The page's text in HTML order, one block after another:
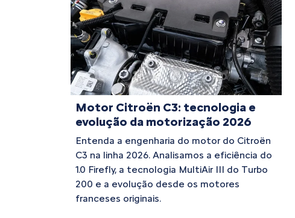
Motor Citroën C3: tecnologia e
evolução da motorização 2026
Entenda a engenharia do motor do Citroën
C3 na linha 2026. Analisamos a eficiência do
1.0 Firefly, a tecnologia MultiAir III do Turbo
200 e a evolução desde os motores
franceses originais.